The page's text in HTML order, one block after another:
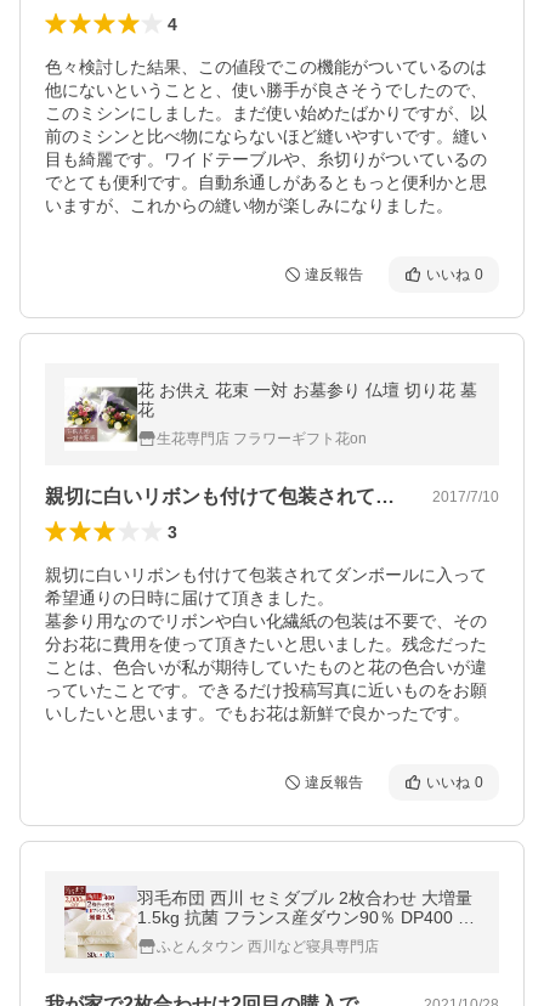
4
色々検討した結果、この値段でこの機能がついているのは
他にないということと、使い勝手が良さそうでしたので、
このミシンにしました。まだ使い始めたばかりですが、以
前のミシンと比べ物にならないほど縫いやすいです。縫い
目も綺麗です。ワイドテーブルや、糸切りがついているの
でとても便利です。自動糸通しがあるともっと便利かと思
いますが、これからの縫い物が楽しみになりました。
違反報告 いいね 0
花 お供え 花束 一対 お墓参り 仏壇 切り花 墓
花
生花専門店 フラワーギフト花on
親切に白いリボンも付けて包装されてダン… 2017/7/10
3
親切に白いリボンも付けて包装されてダンボールに入って
希望通りの日時に届けて頂きました。
墓参り用なのでリボンや白い化繊紙の包装は不要で、その
分お花に費用を使って頂きたいと思いました。残念だった
ことは、色合いが私が期待していたものと花の色合いが違
っていたことです。できるだけ投稿写真に近いものをお願
いしたいと思います。でもお花は新鮮で良かったです。
違反報告 いいね 0
羽毛布団 西川 セミダブル 2枚合わせ 大増量
1.5kg 抗菌 フランス産ダウン90％ DP400 日
本製 洗える 羽毛回収対象 コインランドリー
2枚合せ
ふとんタウン 西川など寝具専門店